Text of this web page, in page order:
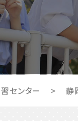
センター > 静